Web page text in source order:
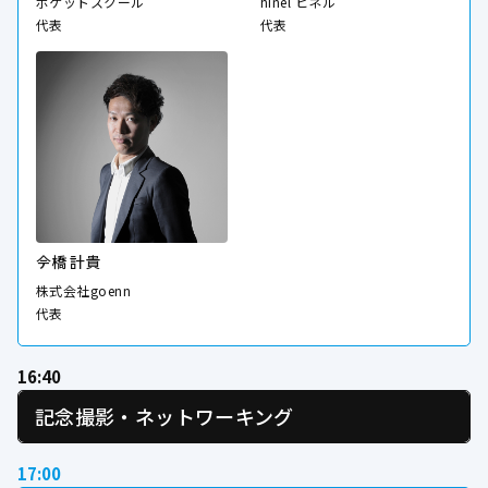
代表
代表
𫝆橋 計貴
株式会社goenn
代表
16:40
記念撮影・ネットワーキング
17:00